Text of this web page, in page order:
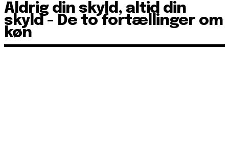
Aldrig din skyld, altid din
skyld - De to fortællinger om
køn